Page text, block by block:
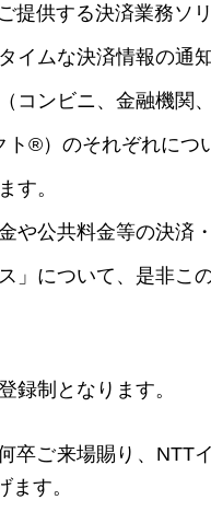
提供する決済業務ソ
イムな決済情報の通
コンビニ、金融機関
ト®）のそれぞれにつ
す。
や公共料金等の決済
」について、是非
録制となります。
卒ご来場賜り、NTT
す。